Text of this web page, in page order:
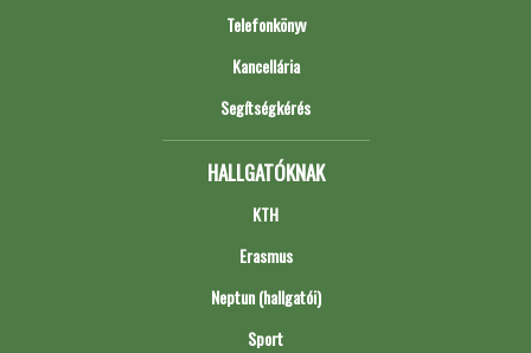
Telefonkönyv
Kancellária
Segítségkérés
HALLGATÓKNAK
KTH
Erasmus
Neptun (hallgatói)
Sport